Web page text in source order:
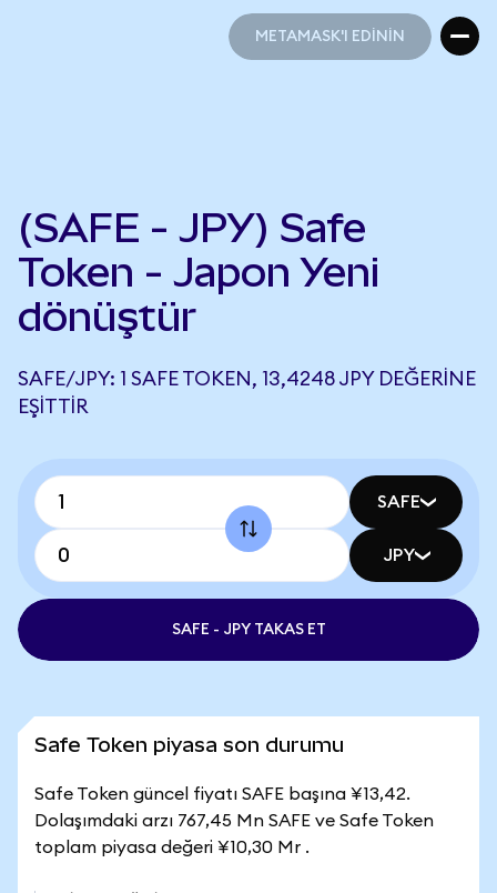
METAMASK'I EDİNİN
(SAFE - JPY) Safe
Token - Japon Yeni
dönüştür
SAFE/JPY: 1 SAFE TOKEN, 13,4248 JPY DEĞERINE
EŞITTIR
SAFE
JPY
SAFE - JPY TAKAS ET
Safe Token piyasa son durumu
Safe Token güncel fiyatı SAFE başına ¥13,42.
Dolaşımdaki arzı 767,45 Mn SAFE ve Safe Token
toplam piyasa değeri ¥10,30 Mr .